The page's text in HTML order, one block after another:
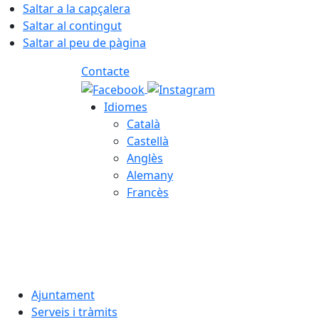
Saltar a la capçalera
Saltar al contingut
Saltar al peu de pàgina
Contacte
Idiomes
Català
Castellà
Anglès
Alemany
Francès
Ajuntament
Serveis i tràmits